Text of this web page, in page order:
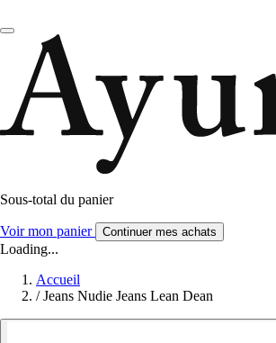
Sous-total du panier
Voir mon panier Continuer mes achats
Loading...
Accueil
/ Jeans Nudie Jeans Lean Dean